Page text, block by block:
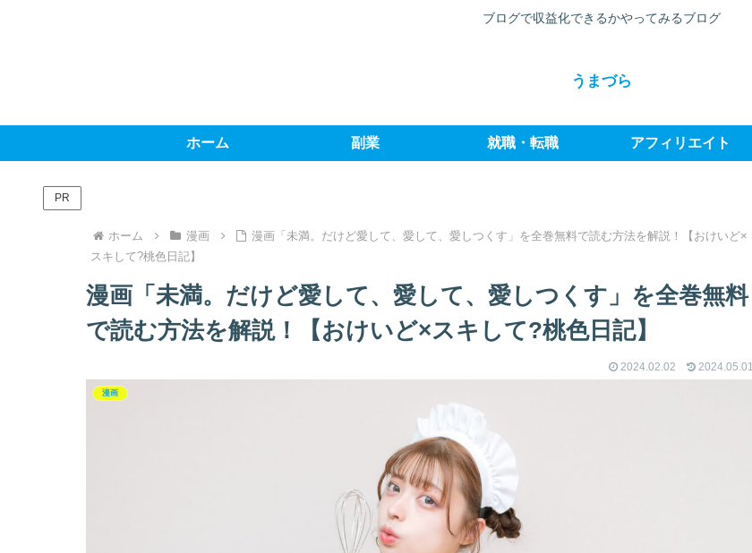
ブログで収益化できるかやってみるブログ
うまづら
ホーム 副業 就職・転職 アフィリエイト
PR
ホーム 漫画
漫画「未満。だけど愛して、愛して、愛しつくす」を全巻無料で読む方法を解説！【おけいど×
スキして?桃色日記】
漫画「未満。だけど愛して、愛して、愛しつくす」を全巻無料
で読む方法を解説！【おけいど×スキして?桃色日記】
2024.02.02 2024.05.01
漫画